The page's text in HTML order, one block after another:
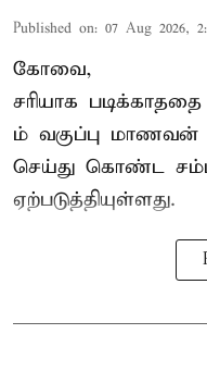
Published on: 07 Aug 2026,
கோவை,
சரியாக
ம் வகுப்பு
செய்து கொண்ட
ஏற்படுத்தியுள்ளது.